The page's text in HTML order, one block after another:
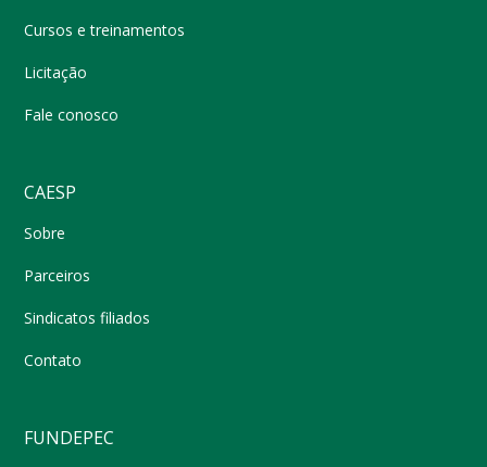
Cursos e treinamentos
Licitação
Fale conosco
CAESP
Sobre
Parceiros
Sindicatos filiados
Contato
FUNDEPEC